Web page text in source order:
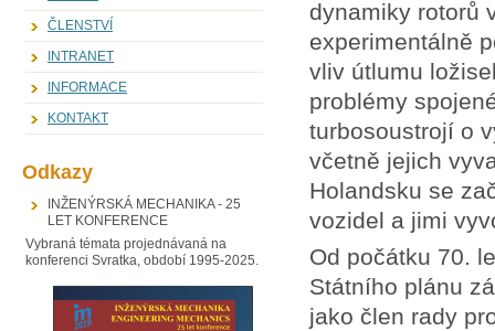
ČLENSTVÍ
INTRANET
INFORMACE
KONTAKT
Odkazy
INŽENÝRSKÁ MECHANIKA - 25
LET KONFERENCE
Vybraná témata projednávaná na
konferenci Svratka, období 1995-2025.
dynamiky rotorů
experimentálně
vliv útlumu
problémy
turbosoustrojí o
včetně jejich
Holandsku se
vozidel a jimi
Od počátku 70.
Státního plánu
jako člen rady